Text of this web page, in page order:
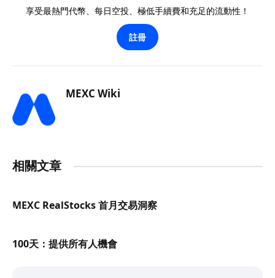
享受最熱門代幣、每日空投、極低手續費和充足的流動性！
註冊
MEXC Wiki
相關文章
MEXC RealStocks 首月交易洞察
100天：提供所有人機會